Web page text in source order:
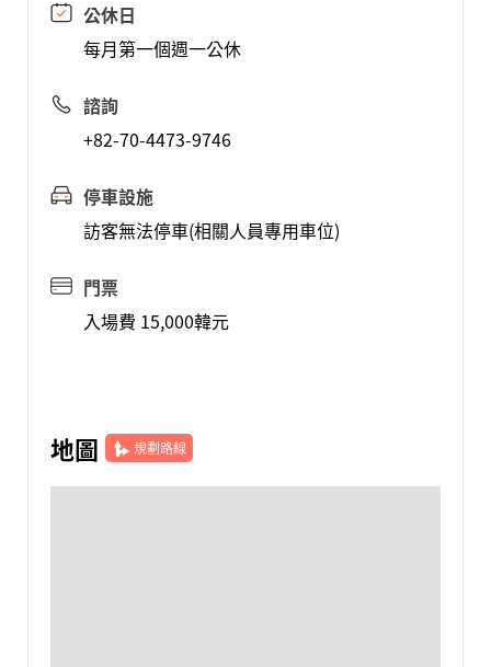
公休日
每月第一個週一公休
諮詢
+82-70-4473-9746
停車設施
訪客無法停車(相關人員專用車位)
門票
入場費 15,000韓元
地圖 規劃路線